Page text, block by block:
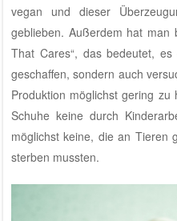
vegan und dieser
geblieben. Außerdem hat man
That Cares“, das bedeutet,
geschaffen, sondern auch
Produktion möglichst gering
Schuhe keine durch
möglichst keine, die an Tieren
sterben mussten.